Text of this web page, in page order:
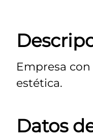
Empresa
estética.
Datos